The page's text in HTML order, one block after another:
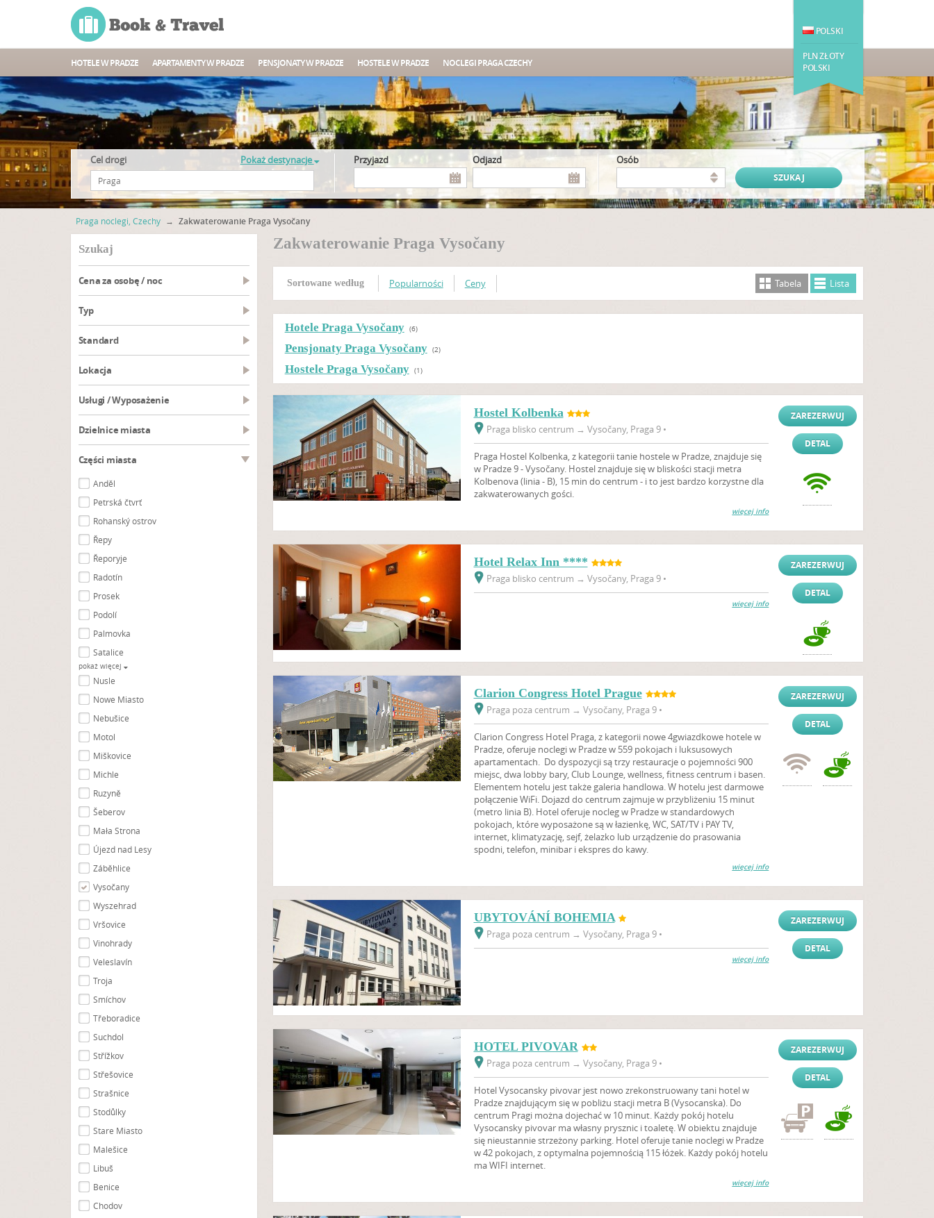
POLSKI
PLN ZŁOTY
POLSKI
HOTELE W PRADZE APARTAMENTY W PRADZE PENSJONATY W PRADZE HOSTELE W PRADZE NOCLEGI PRAGA CZECHY
Cel drogi Pokaż destynacje Przyjazd Odjazd osób
Praga noclegi, Czechy → Zakwaterowanie Praga Vysočany
szukaj
Cena za osobę / noc
Typ
Standard
Lokacja
Usługi / Wyposażenie
Dzielnice miasta
Części miasta
Anděl
Petrská čtvrť
Rohanský ostrov
Řepy
Řeporyje
Radotín
Prosek
Podolí
Palmovka
Satalice
pokaż więcej
Nusle
Nowe Miasto
Nebušice
Motol
Miškovice
Michle
Ruzyně
Šeberov
Mała Strona
Újezd nad Lesy
Záběhlice
Vysočany
Wyszehrad
Vršovice
Vinohrady
Veleslavín
Troja
Smíchov
Třeboradice
Suchdol
Střížkov
Střešovice
Strašnice
Stodůlky
Stare Miasto
Malešice
Libuš
Benice
Chodov
Zakwaterowanie Praga Vysočany
Sortowane według Popularności Ceny Tabela Lista
Hotele Praga Vysočany (6)
Pensjonaty Praga Vysočany (2)
Hostele Praga Vysočany (1)
Hostel Kolbenka
Praga blisko centrum → Vysočany, Praga 9 •
Praga Hostel Kolbenka, z kategorii tanie hostele w Pradze, znajduje się
w Pradze 9 - Vysočany. Hostel znajduje się w bliskości stacji metra
Kolbenova (linia - B), 15 min do centrum - i to jest bardzo korzystne dla
zakwaterowanych gości.
więcej info
ZAREZERWUJ
DETAL
Hotel Relax Inn ****
Praga blisko centrum → Vysočany, Praga 9 •
więcej info
ZAREZERWUJ
DETAL
Clarion Congress Hotel Prague
Praga poza centrum → Vysočany, Praga 9 •
Clarion Congress Hotel Praga, z kategorii nowe 4gwiazdkowe hotele w
Pradze, oferuje noclegi w Pradze w 559 pokojach i luksusowych
apartamentach. Do dyspozycji są trzy restauracje o pojemności 900
miejsc, dwa lobby bary, Club Lounge, wellness, fitness centrum i basen.
Elementem hotelu jest także galeria handlowa. W hotelu jest darmowe
połączenie WiFi. Dojazd do centrum zajmuje w przybliżeniu 15 minut
(metro linia B). Hotel oferuje nocleg w Pradze w standardowych
pokojach, które wyposażone są w łazienkę, WC, SAT/TV i PAY TV,
internet, klimatyzację, sejf, żelazko lub urządzenie do prasowania
spodni, telefon, minibar i ekspres do kawy.
więcej info
ZAREZERWUJ
DETAL
UBYTOVÁNÍ BOHEMIA
Praga poza centrum → Vysočany, Praga 9 •
więcej info
ZAREZERWUJ
DETAL
HOTEL PIVOVAR
Praga poza centrum → Vysočany, Praga 9 •
Hotel Vysocansky pivovar jest nowo zrekonstruowany tani hotel w
Pradze znajdującym się w pobliżu stacji metra B (Vysocanska). Do
centrum Pragi można dojechać w 10 minut. Każdy pokój hotelu
Vysocansky pivovar ma własny prysznic i toaletę. W obiektu znajduje
się nieustannie strzeżony parking. Hotel oferuje tanie noclegi w Pradze
w 42 pokojach, z optymalna pojemnością 115 łóżek. Każdy pokój hotelu
ma WIFI internet.
więcej info
ZAREZERWUJ
DETAL